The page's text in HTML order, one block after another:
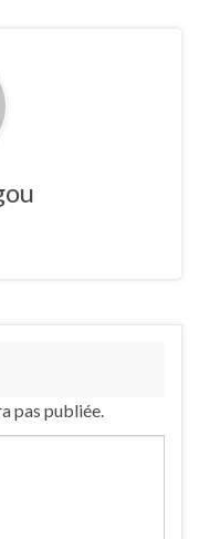
pas publiée.